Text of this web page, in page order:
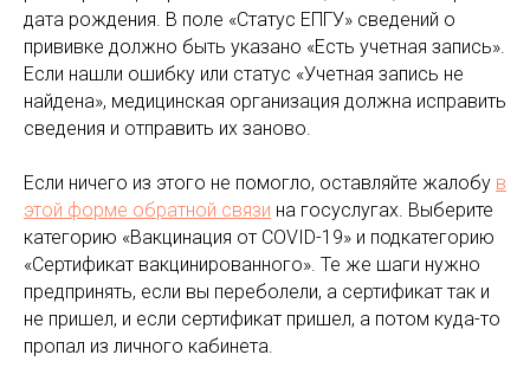
дата рождения. В поле «Статус ЕПГУ» сведений о
прививке должно быть указано «Есть учетная запись».
Если нашли ошибку или статус «Учетная запись не
найдена», медицинская организация должна исправить
сведения и отправить их заново.
Если ничего из этого не помогло, оставляйте жалобу в
этой форме обратной связи на госуслугах. Выберите
категорию «Вакцинация от COVID-19» и подкатегорию
«Сертификат вакцинированного». Те же шаги нужно
предпринять, если вы переболели, а сертификат так и
не пришел, и если сертификат пришел, а потом куда-то
пропал из личного кабинета.